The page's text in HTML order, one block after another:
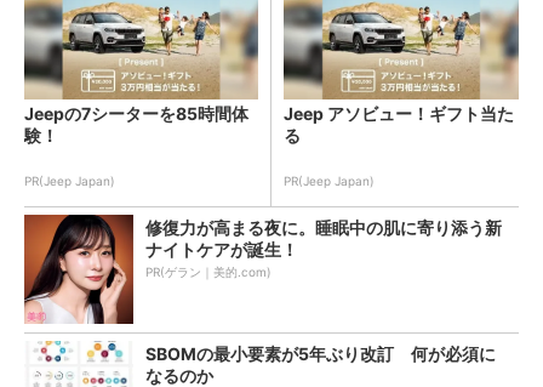
Jeepの7シーターを85時間体
験！
PR(Jeep Japan)
Jeep アソビュー！ギフト当た
る
PR(Jeep Japan)
修復力が高まる夜に。睡眠中の肌に寄り添う新
ナイトケアが誕生！
PR(ゲラン｜美的.com)
SBOMの最小要素が5年ぶり改訂 何が必須に
なるのか